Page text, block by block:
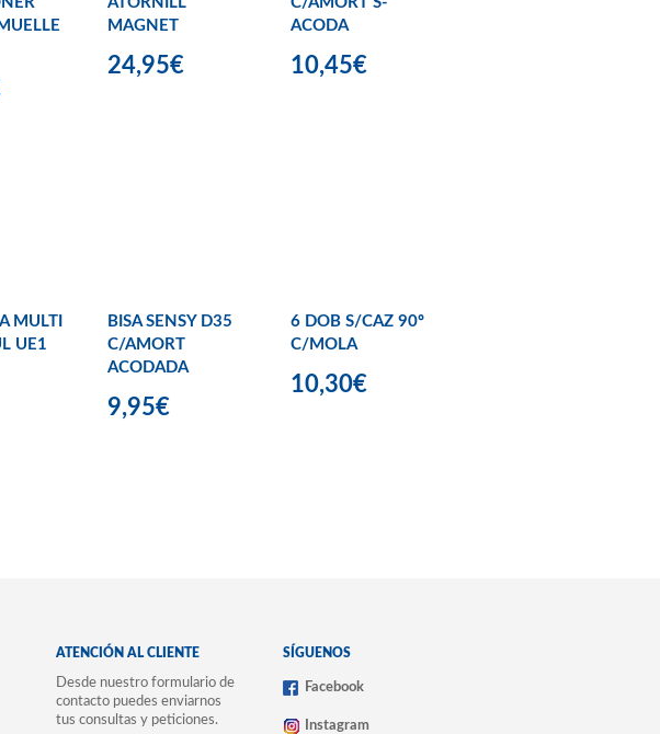
MAGNET
24,95€
ACODA
10,45€
MULTI
UE1
BISA SENSY D35
C/AMORT
ACODADA
9,95€
6 DOB S/CAZ 90º
C/MOLA
10,30€
ATENCIÓN AL CLIENTE
Desde nuestro formulario de
contacto puedes enviarnos
tus consultas y peticiones.
SÍGUENOS
Facebook
Instagram